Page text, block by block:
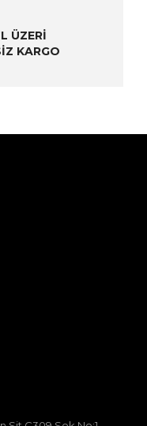
ÜZERİ
KARGO